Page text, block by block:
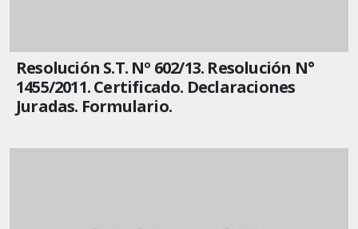
Resolución S.T. Nº 602/13. Resolución N°
1455/2011. Certificado. Declaraciones
Juradas. Formulario.